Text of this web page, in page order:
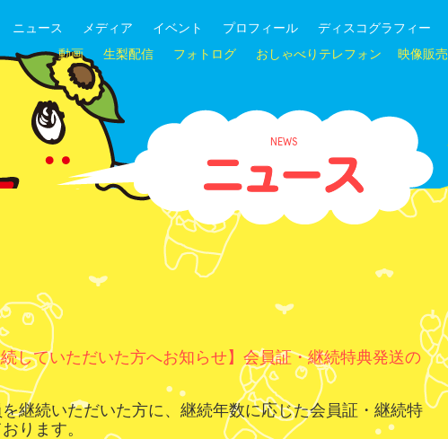
ニュース メディア イベント プロフィール ディスコグラフィー
動画
生梨配信 フォトログ おしゃべりテレフォン 映像販売
NEWS
していただいた方へお知らせ】会員証・継続特典発送の
を継続いただいた方に、継続年数に応じた会員証・継続特
ります。